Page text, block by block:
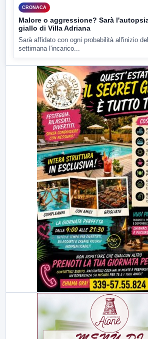
CRONACA
Malore o aggressione? Sarà
giallo di Villa Adriana
Sarà affidato con ogni probabilità all'inizio
settimana l'incarico...